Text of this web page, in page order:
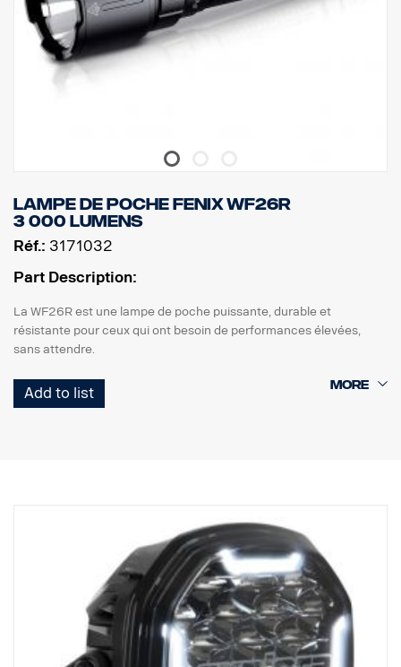
Lampe de poche Fenix WF26R
3 000 lumens
Réf.: 3171032
Part Description:
La WF26R est une lampe de poche puissante, durable et
résistante pour ceux qui ont besoin de performances élevées,
sans attendre.
Avec la WF26R, jusqu'à 3 000 lumens sont délivrés sur
450 mètres, avec quatre modes d'éclairage différents et deux
magnétique, qui peut être monté, par exemple, sur un montant B,
pour ranger la lampe de poche lorsqu'elle n'est pas utilisée. La
lampe de poche dispose d'un indicateur de niveau de batterie
intégré et le câble de charge peut être débranché de la station de
charge si vous souhaitez charger directement la lampe de poche.
La Fenix WF26R est bien sûr étanche à l'eau et à la poussière et
résiste aux chocs jusqu'à 1 mètre avec un indice IP68.
Add to list